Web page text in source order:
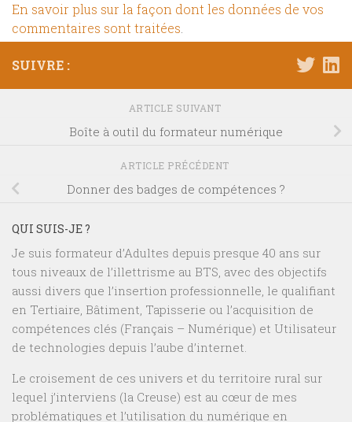
En savoir plus sur la façon dont les données de vos
commentaires sont traitées.
SUIVRE :
ARTICLE SUIVANT
Boîte à outil du formateur numérique
ARTICLE PRÉCÉDENT
Donner des badges de compétences ?
QUI SUIS-JE ?
Je suis formateur d’Adultes depuis presque 40 ans sur
tous niveaux de l’illettrisme au BTS, avec des objectifs
aussi divers que l’insertion professionnelle, le qualifiant
en Tertiaire, Bâtiment, Tapisserie ou l’acquisition de
compétences clés (Français – Numérique) et Utilisateur
de technologies depuis l’aube d’internet.
Le croisement de ces univers et du territoire rural sur
lequel j’interviens (la Creuse) est au cœur de mes
problématiques et l’utilisation du numérique en